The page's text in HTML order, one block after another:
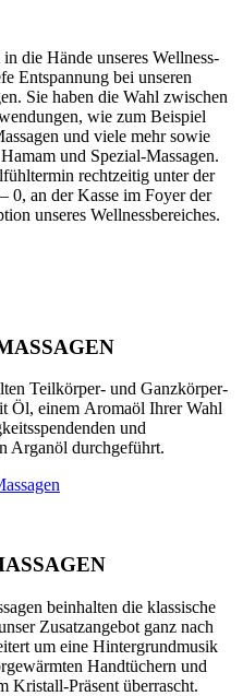
die Hände unseres Wellness-
Entspannung bei unseren
Sie haben die Wahl zwischen
wie zum Beispiel
und viele mehr sowie
und Spezial-Massagen.
rechtzeitig unter der
0, an der Kasse im Foyer der
unseres Wellnessbereiches.
Teilkörper- und Ganzkörper-
Öl, einem Aromaöl Ihrer Wahl
und
Arganöl durchgeführt.
beinhalten die klassische
Zusatzangebot ganz nach
um eine Hintergrundmusik
Handtüchern und
Kristall-Präsent überrascht.